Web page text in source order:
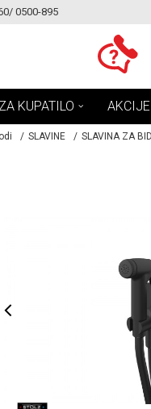
0500-895
MONTAŽE PROIZVODA
KUPATILO
SLAVINE SLAVINA ZA